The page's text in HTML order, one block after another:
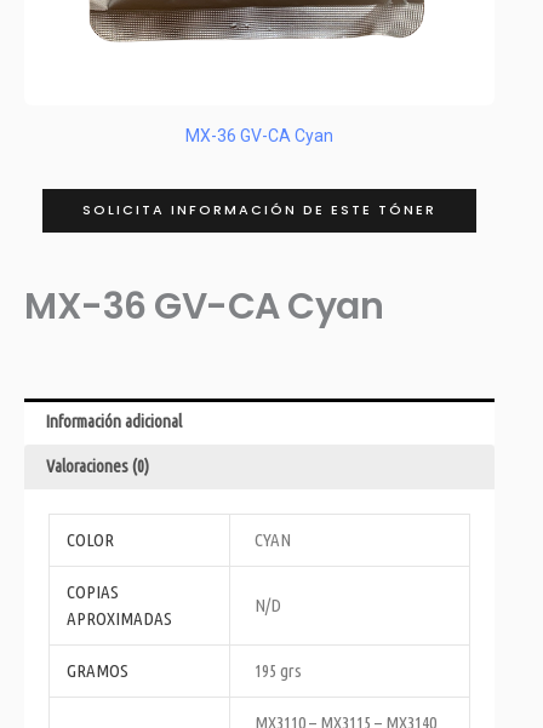
MX-36 GV-CA Cyan
SOLICITA INFORMACIÓN DE ESTE TÓNER
MX-36 GV-CA Cyan
Información adicional
Valoraciones (0)
COLOR CYAN
COPIAS
APROXIMADAS
N/D
GRAMOS 195 grs
MX3110 – MX3115 – MX3140